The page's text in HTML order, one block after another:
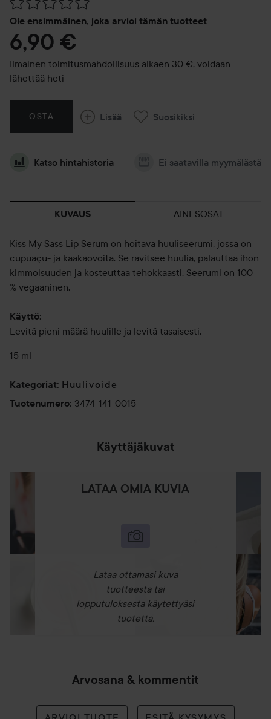
Ole ensimmäinen, joka arvioi tämän tuotteet
Siirtyä jhk Arvosana & kommentit
6,90 €
Ilmainen toimitusmahdollisuus alkaen 30 €, voidaan
lähettää heti
OSTA Lisää Suosikiksi
Katso hintahistoria Ei saatavilla myymälästä
KUVAUS AINESOSAT
Kiss My Sass Lip Serum on hoitava huuliseerumi, jossa on
cupuaçu- ja kaakaovoita. Se ravitsee huulia, palauttaa ihon
kimmoisuuden ja kosteuttaa tehokkaasti. Seerumi on 100
% vegaaninen.
Käyttö:
Levitä pieni määrä huulille ja levitä tasaisesti.
15 ml
Kategoriat: Huulivoide
Tuotenumero: 3474-141-0015
Käyttäjäkuvat
LATAA OMIA KUVIA
Lataa ottamasi kuva
tuotteesta tai
lopputuloksesta käytettyäsi
tuotetta.
Arvosana & kommentit